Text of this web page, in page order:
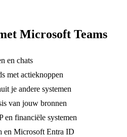
Microsoft Teams
en chats
met actieknoppen
je andere systemen
van jouw bronnen
financiële systemen
en Microsoft Entra ID